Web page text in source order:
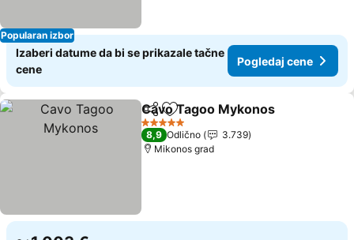
Popularan izbor
Izaberi datume da bi se prikazale tačne
cene
Pogledaj cene
Deli Dodati u favorite
Cavo Tagoo Mykonos
5 Zvezdice
8,9 Odlično
3.739
Mikonos grad